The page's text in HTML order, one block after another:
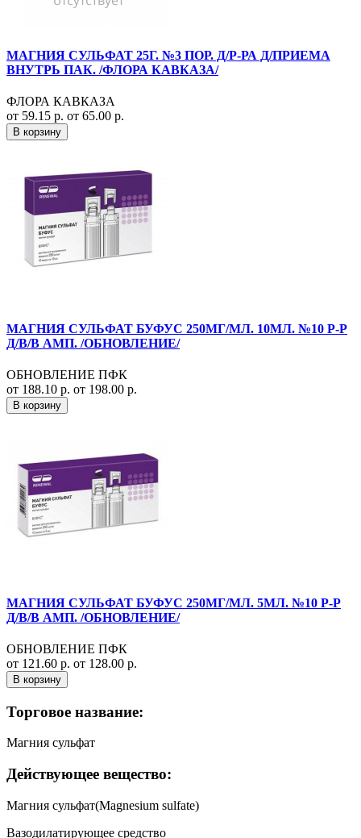
МАГНИЯ СУЛЬФАТ 25Г. №3 ПОР. Д/Р-РА Д/ПРИЕМА
ВНУТРЬ ПАК. /ФЛОРА КАВКАЗА/
ФЛОРА КАВКАЗА
от 59.15 р. от 65.00 р.
В корзину
МАГНИЯ СУЛЬФАТ БУФУС 250МГ/МЛ. 10МЛ. №10 Р-Р
Д/В/В АМП. /ОБНОВЛЕНИЕ/
ОБНОВЛЕНИЕ ПФК
от 188.10 р. от 198.00 р.
В корзину
МАГНИЯ СУЛЬФАТ БУФУС 250МГ/МЛ. 5МЛ. №10 Р-Р
Д/В/В АМП. /ОБНОВЛЕНИЕ/
ОБНОВЛЕНИЕ ПФК
от 121.60 р. от 128.00 р.
В корзину
Торговое название:
Магния сульфат
Действующее вещество:
Магния сульфат(Magnesium sulfate)
Вазодилатирующее средство